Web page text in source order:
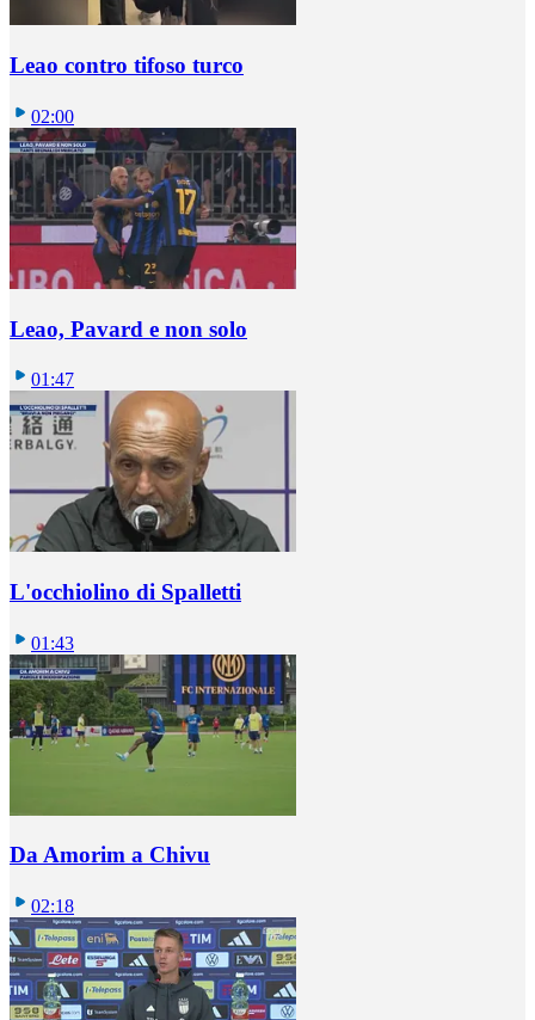
Leao contro tifoso turco
02:00
Leao, Pavard e non solo
01:47
L'occhiolino di Spalletti
01:43
Da Amorim a Chivu
02:18